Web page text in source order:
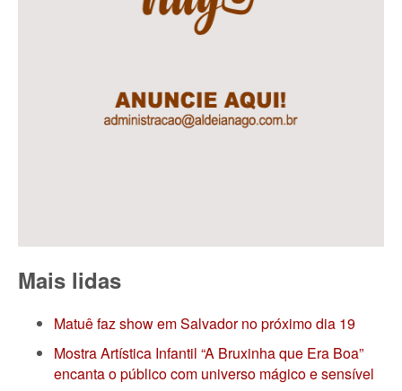
Mais lidas
Matuê faz show em Salvador no próximo dia 19
Mostra Artística Infantil “A Bruxinha que Era Boa”
encanta o público com universo mágico e sensível